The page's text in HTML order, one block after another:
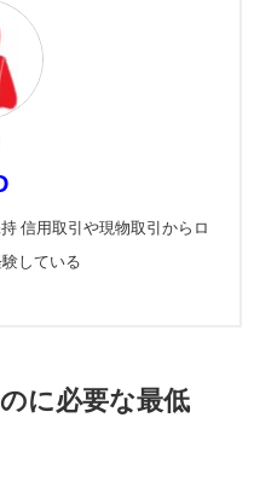
信用取引や現物取引からロ
している
に必要な最低